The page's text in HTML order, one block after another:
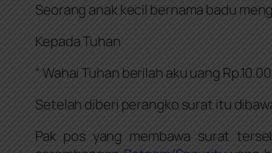
Seorang anak kecil bernama badu
Kepada Tuhan
“ Wahai Tuhan berilah aku uang
Setelah diberi perangko surat itu
Pak pos yang membawa surat